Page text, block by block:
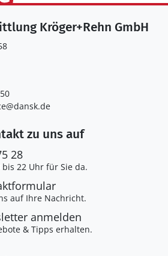
Kröger+Rehn GmbH
zu uns auf
28
22 Uhr für Sie da.
auf Ihre Nachricht.
anmelden
& Tipps erhalten.